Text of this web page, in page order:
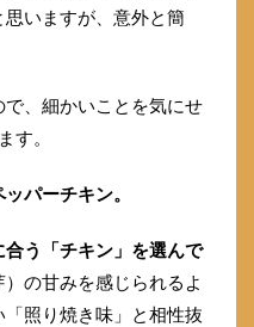
いますが、意外と簡
、細かいことを気にせ
す。
パーチキン。
合う「チキン」を選んで
の甘みを感じられるよ
照り焼き味」と相性抜